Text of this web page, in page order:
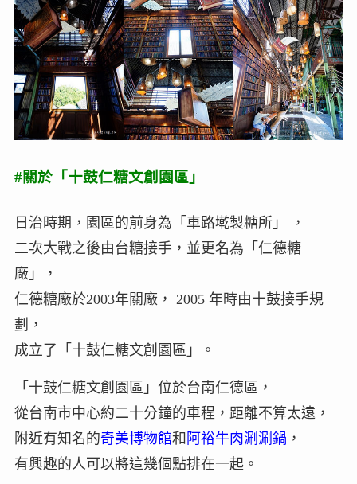
#關於「十鼓仁糖文創園區」
日治時期，園區的前身為「車路墘製糖所」 ，
二次大戰之後由台糖接手，並更名為「仁德糖
廠」，
仁德糖廠於2003年關廠， 2005 年時由十鼓接手規
劃，
成立了「十鼓仁糖文創園區」。
「十鼓仁糖文創園區」位於台南仁德區，
從台南市中心約二十分鐘的車程，距離不算太遠，
附近有知名的奇美博物館和 阿裕牛肉涮涮鍋 ，
有興趣的人可以將這幾個點排在一起。